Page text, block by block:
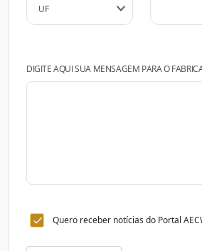
DIGITE AQUI SUA MENSAGEM PARA O
Quero receber notícias do Portal